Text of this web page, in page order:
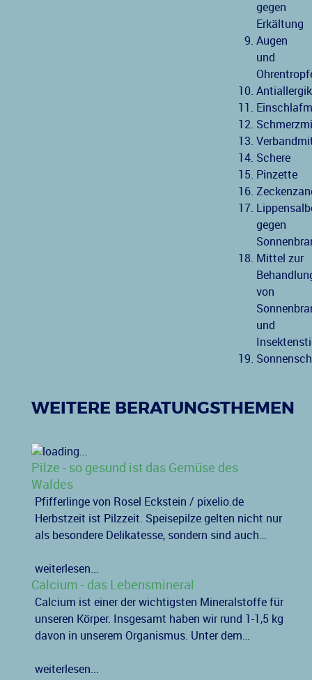
gegen
Erkältung
Augen
und
Schere
Pinzette
gegen
Mittel zur
von
und
WEITERE BERATUNGSTHEMEN
Pilze - so gesund ist das Gemüse des
Waldes
Pfifferlinge von Rosel Eckstein / pixelio.de
Herbstzeit ist Pilzzeit. Speisepilze gelten nicht nur
als besondere Delikatesse, sondern sind auch…
weiterlesen...
Calcium - das Lebensmineral
Calcium ist einer der wichtigsten Mineralstoffe für
unseren Körper. Insgesamt haben wir rund 1-1,5 kg
davon in unserem Organismus. Unter dem…
weiterlesen...